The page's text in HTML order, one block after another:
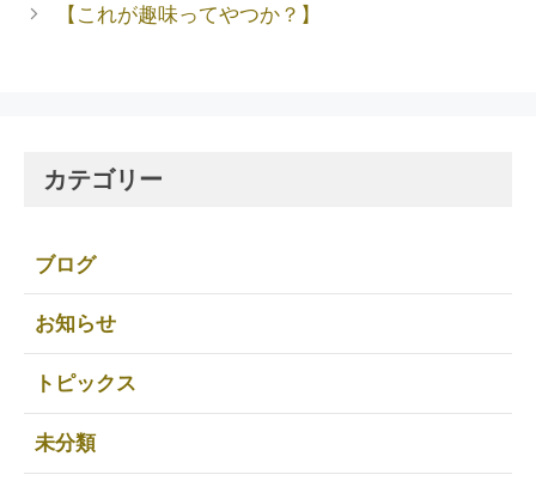
【これが趣味ってやつか？】
カテゴリー
ブログ
お知らせ
トピックス
未分類